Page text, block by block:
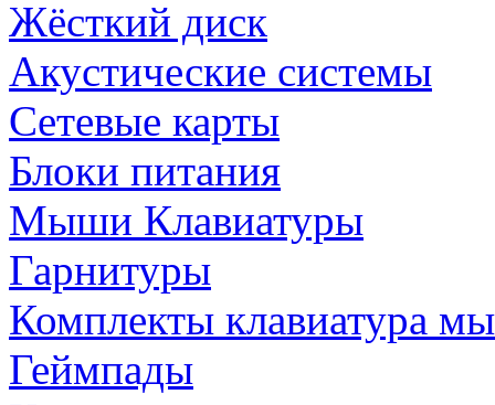
Жёсткий диск
Акустические системы
Сетевые карты
Блоки питания
Мыши Клавиатуры
Гарнитуры
Комплекты клавиатура
Геймпады